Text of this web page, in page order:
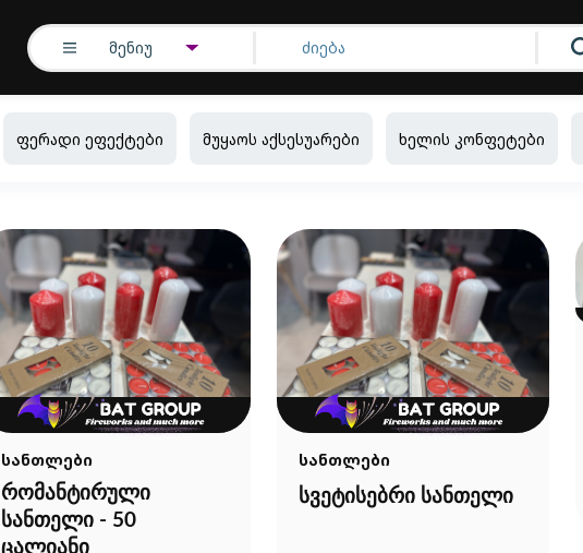
მენიუ
ფერადი ეფექტები მუყაოს აქსესუარები ხელის კონფეტები
სანთლები
რომანტირული
სანთელი - 50
ცალიანი
სანთლები
სვეტისებრი სანთელი